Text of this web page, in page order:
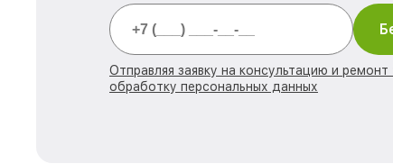
Отправляя заявку на консультацию и
обработку персональных данных